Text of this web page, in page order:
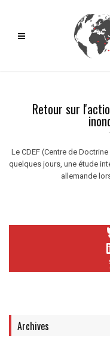
Retour sur
Le CDEF (Centre de
quelques jours, une étude
allemande
Archives